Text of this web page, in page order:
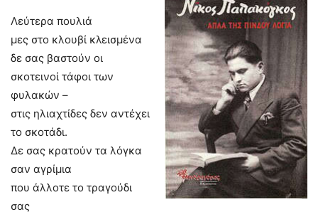
Λεύτερα πουλιά
μες στο κλουβί κλεισμένα
δε σας βαστούν οι
σκοτεινοί τάφοι των
φυλακών –
στις ηλιαχτίδες δεν αντέχει
το σκοτάδι.
Δε σας κρατούν τα λόγκα
σαν αγρίμια
που άλλοτε το τραγούδι
σας